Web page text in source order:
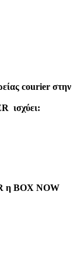
courier στην
ισχύει:
η BOX NOW